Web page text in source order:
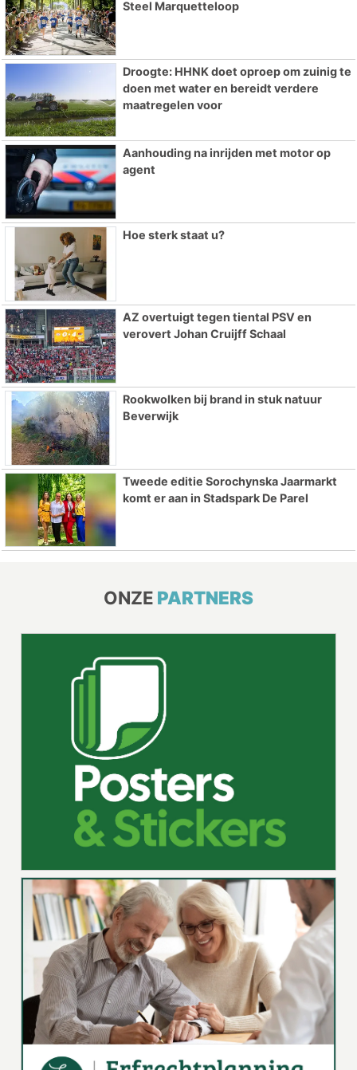
Steel Marquetteloop
Droogte: HHNK doet oproep om zuinig te
doen met water en bereidt verdere
maatregelen voor
Aanhouding na inrijden met motor op
agent
Hoe sterk staat u?
AZ overtuigt tegen tiental PSV en
verovert Johan Cruijff Schaal
Rookwolken bij brand in stuk natuur
Beverwijk
Tweede editie Sorochynska Jaarmarkt
komt er aan in Stadspark De Parel
ONZE PARTNERS